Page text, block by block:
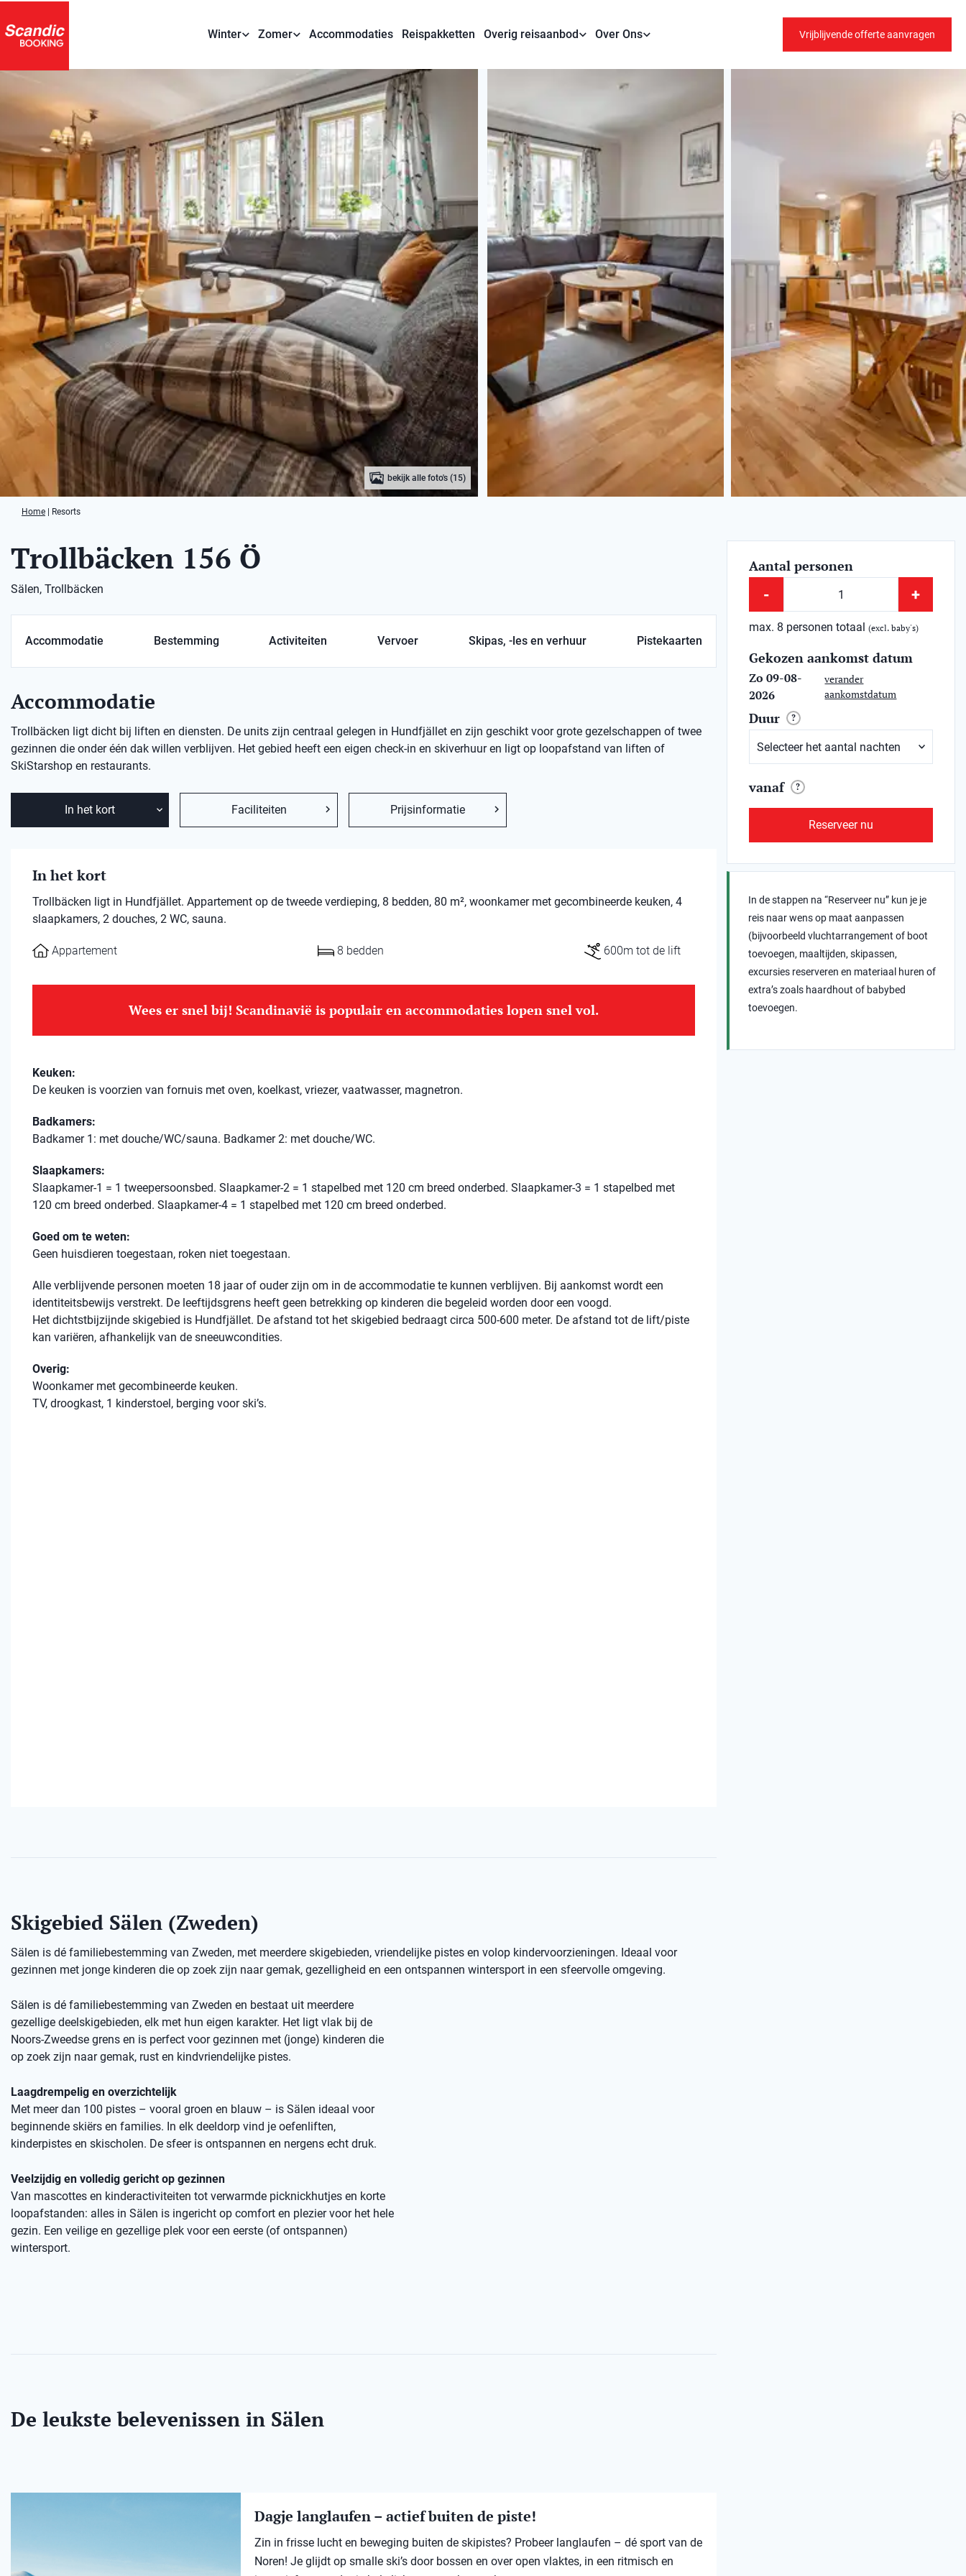
Winter Zomer Accommodaties Reispakketten Overig reisaanbod Over Ons Vrijblijvende offerte aanvragen
bekijk alle foto's (15)
Home Resorts
Trollbäcken 156 Ö
Sälen, Trollbäcken
Accommodatie Bestemming Activiteiten Vervoer Skipas, -les en verhuur Pistekaarten
Accommodatie
Trollbäcken ligt dicht bij liften en diensten. De units zijn centraal gelegen in Hundfjället en zijn geschikt voor grote gezelschappen of twee
gezinnen die onder één dak willen verblijven. Het gebied heeft een eigen check-in en skiverhuur en ligt op loopafstand van liften of
SkiStarshop en restaurants.
In het kort Faciliteiten Prijsinformatie
In het kort
Trollbäcken ligt in Hundfjället. Appartement op de tweede verdieping, 8 bedden, 80 m², woonkamer met gecombineerde keuken, 4
slaapkamers, 2 douches, 2 WC, sauna.
Appartement 8 bedden 600m tot de lift
Wees er snel bij! Scandinavië is populair en accommodaties lopen snel vol.
Keuken:
De keuken is voorzien van fornuis met oven, koelkast, vriezer, vaatwasser, magnetron.
Badkamers:
Badkamer 1: met douche/WC/sauna. Badkamer 2: met douche/WC.
Slaapkamers:
Slaapkamer-1 = 1 tweepersoonsbed. Slaapkamer-2 = 1 stapelbed met 120 cm breed onderbed. Slaapkamer-3 = 1 stapelbed met
120 cm breed onderbed. Slaapkamer-4 = 1 stapelbed met 120 cm breed onderbed.
Goed om te weten:
Geen huisdieren toegestaan, roken niet toegestaan.
Alle verblijvende personen moeten 18 jaar of ouder zijn om in de accommodatie te kunnen verblijven. Bij aankomst wordt een
identiteitsbewijs verstrekt. De leeftijdsgrens heeft geen betrekking op kinderen die begeleid worden door een voogd.
Het dichtstbijzijnde skigebied is Hundfjället. De afstand tot het skigebied bedraagt ​​circa 500-600 meter. De afstand tot de lift/piste
kan variëren, afhankelijk van de sneeuwcondities.
Overig:
Woonkamer met gecombineerde keuken.
TV, droogkast, 1 kinderstoel, berging voor ski’s.
Skigebied Sälen (Zweden)
Sälen is dé familiebestemming van Zweden, met meerdere skigebieden, vriendelijke pistes en volop kindervoorzieningen. Ideaal voor
gezinnen met jonge kinderen die op zoek zijn naar gemak, gezelligheid en een ontspannen wintersport in een sfeervolle omgeving.
Sälen is dé familiebestemming van Zweden en bestaat uit meerdere
gezellige deelskigebieden, elk met hun eigen karakter. Het ligt vlak bij de
Noors-Zweedse grens en is perfect voor gezinnen met (jonge) kinderen die
op zoek zijn naar gemak, rust en kindvriendelijke pistes.
Laagdrempelig en overzichtelijk
Met meer dan 100 pistes – vooral groen en blauw – is Sälen ideaal voor
beginnende skiërs en families. In elk deeldorp vind je oefenliften,
kinderpistes en skischolen. De sfeer is ontspannen en nergens echt druk.
Veelzijdig en volledig gericht op gezinnen
Van mascottes en kinderactiviteiten tot verwarmde picknickhutjes en korte
loopafstanden: alles in Sälen is ingericht op comfort en plezier voor het hele
gezin. Een veilige en gezellige plek voor een eerste (of ontspannen)
wintersport.
De leukste belevenissen in Sälen
Dagje langlaufen – actief buiten de piste!
Zin in frisse lucht en beweging buiten de skipistes? Probeer langlaufen – dé sport van de
Noren! Je glijdt op smalle ski’s door bossen en over open vlaktes, in een ritmisch en
Aantal personen
- +
max. 8 personen totaal(excl. baby's)
Gekozen aankomst datum
Zo 09-08-
2026
verander
aankomstdatum
Duur ?
vanaf ?
Reserveer nu
In de stappen na “Reserveer nu” kun je je
reis naar wens op maat aanpassen
(bijvoorbeeld vluchtarrangement of boot
toevoegen, maaltijden, skipassen,
excursies reserveren en materiaal huren of
extra’s zoals haardhout of babybed
toevoegen.